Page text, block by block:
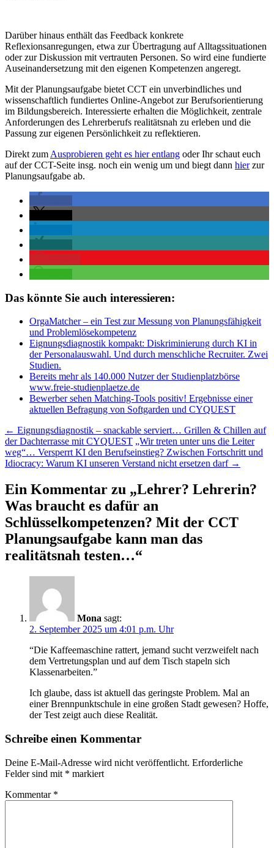
Darüber hinaus enthält das Feedback konkrete
Reflexionsanregungen, etwa zur Übertragung auf Alltagssituationen
oder zur Diskussion mit vertrauten Personen. So wird eine fundierte
Auseinandersetzung mit den eigenen Kompetenzen angeregt.
Mit der Planungsaufgabe bietet CCT ein unverbindliches und
wissenschaftlich fundiertes Online-Angebot zur Berufsorientierung
im Bildungsbereich. Interessierte erhalten die Möglichkeit, zentrale
Anforderungen des Lehrerberufs realitätsnah zu erleben und die
Passung zur eigenen Persönlichkeit zu reflektieren.
Direkt zum Ausprobieren geht es hier entlang oder Ihr schaut euch
auf der CCT-Seite insg. noch ein wenig um und biegt dann hierzur
Planungsaufgabe ab.
Das könnte Sie auch interessieren:
OrgaMatcher – ein Test zur Messung von Planungsfähigkeit
und Problemlösekompetenz
Eignungsdiagnostik kompakt: Diskriminierung durch KI in
der Personalauswahl. Und durch menschliche Recruiter. Zwei
Studien.
Bereits mehr als 140.000 Nutzer der Studienplatzbörse
www.freie-studienplaetze.de
Bewerber sehen Matching-Tools positiv! Ergebnisse einer
aktuellen Befragung von Softgarden und CYQUEST
Beitragsnavigation
← Eignungsdiagnostik – snackable serviert… Grillen & Chillen auf
der Dachterrasse mit CYQUEST „Wir treten unter uns die Leiter
weg“… Versperrt KI den Berufseinstieg? Zwischen Fortschritt und
Idiocracy: Warum KI unseren Verstand nicht ersetzen darf →
Ein Kommentar zu „Lehrer? Lehrerin?
Was braucht es dafür an
Schlüsselkompetenzen? Mit der CCT
Planungsaufgabe kann man das
realitätsnah testen…“
Mona sagt:
2. September 2025 um 4:01 p.m. Uhr
“Die Kaffeemaschine rattert, jemand sucht verzweifelt nach
dem Vertretungsplan und auf dem Tisch stapeln sich
Klassenarbeiten.”
Ich glaube, dass ist aktuell das geringste Problem. Mal an
einer Brennpunktschule in eine großen Stadt gewesen? Hoffe,
der Test zeigt auch diese Realität.
Schreibe einen Kommentar
Deine E-Mail-Adresse wird nicht veröffentlicht. Erforderliche
Felder sind mit * markiert
Kommentar *